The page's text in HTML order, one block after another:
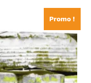
Promo !